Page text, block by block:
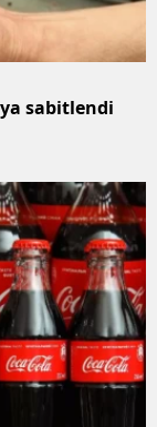
sabitlendi